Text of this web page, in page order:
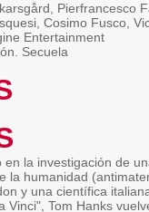
Pierfrancesco
Cosimo Fusco,
Entertainment
Secuela
la investigación de
la humanidad
y una científica
Tom Hanks